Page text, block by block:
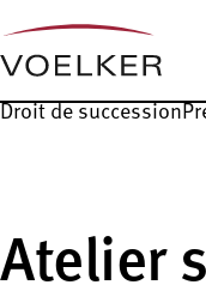
Droit de succession
Atelier